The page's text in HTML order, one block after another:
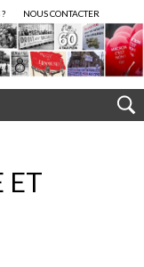
NOUS CONTACTER
ET